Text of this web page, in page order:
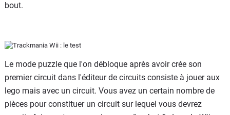
bout.
Le mode puzzle que l'on débloque après avoir crée son
premier circuit dans l'éditeur de circuits consiste à jouer aux
lego mais avec un circuit. Vous avez un certain nombre de
pièces pour constituer un circuit sur lequel vous devrez